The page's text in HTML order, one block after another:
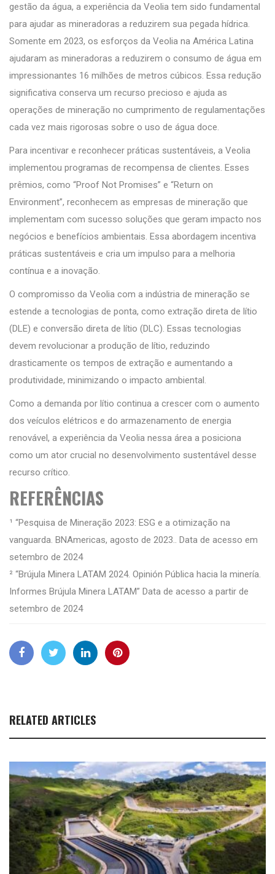
gestão da água, a experiência da Veolia tem sido fundamental
para ajudar as mineradoras a reduzirem sua pegada hídrica.
Somente em 2023, os esforços da Veolia na América Latina
ajudaram as mineradoras a reduzirem o consumo de água em
impressionantes 16 milhões de metros cúbicos. Essa redução
significativa conserva um recurso precioso e ajuda as
operações de mineração no cumprimento de regulamentações
cada vez mais rigorosas sobre o uso de água doce.
Para incentivar e reconhecer práticas sustentáveis, a Veolia
implementou programas de recompensa de clientes. Esses
prêmios, como “Proof Not Promises” e “Return on
Environment”, reconhecem as empresas de mineração que
implementam com sucesso soluções que geram impacto nos
negócios e benefícios ambientais. Essa abordagem incentiva
práticas sustentáveis e cria um impulso para a melhoria
contínua e a inovação.
O compromisso da Veolia com a indústria de mineração se
estende a tecnologias de ponta, como extração direta de lítio
(DLE) e conversão direta de lítio (DLC). Essas tecnologias
devem revolucionar a produção de lítio, reduzindo
drasticamente os tempos de extração e aumentando a
produtividade, minimizando o impacto ambiental.
Como a demanda por lítio continua a crescer com o aumento
dos veículos elétricos e do armazenamento de energia
renovável, a experiência da Veolia nessa área a posiciona
como um ator crucial no desenvolvimento sustentável desse
recurso crítico.
REFERÊNCIAS
¹ “Pesquisa de Mineração 2023: ESG e a otimização na
vanguarda. BNAmericas, agosto de 2023.. Data de acesso em
setembro de 2024
² “Brújula Minera LATAM 2024. Opinión Pública hacia la minería.
Informes Brújula Minera LATAM” Data de acesso a partir de
setembro de 2024
RELATED ARTICLES